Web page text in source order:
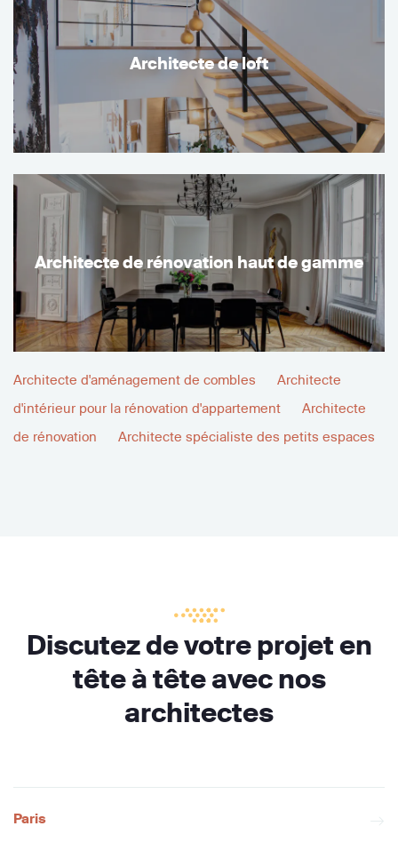
Architecte de loft
Architecte de rénovation haut de gamme
Architecte d'aménagement de combles
Architecte
d'intérieur pour la rénovation d'appartement
Architecte
de rénovation
Architecte spécialiste des petits espaces
Discutez de votre projet en
tête à tête avec nos
architectes
Paris